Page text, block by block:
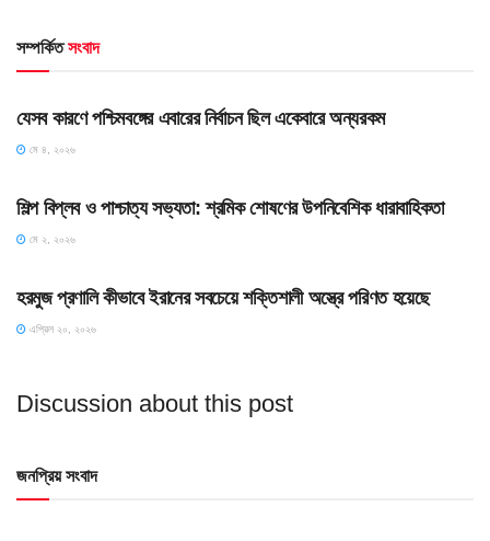
সম্পর্কিতসংবাদ
HOME POST
যেসব কারণে পশ্চিমবঙ্গের এবারের নির্বাচন ছিল একেবারে অন্যরকম
মে ৪, ২০২৬
শিল্প বিপ্লব ও পাশ্চাত্য সভ্যতা: শ্রমিক শোষণের উপনিবেশিক ধারাবাহিকতা
মে ২, ২০২৬
হরমুজ প্রণালি কীভাবে ইরানের সবচেয়ে শক্তিশালী অস্ত্রে পরিণত হয়েছে
এপ্রিল ২০, ২০২৬
Discussion about this post
জনপ্রিয় সংবাদ